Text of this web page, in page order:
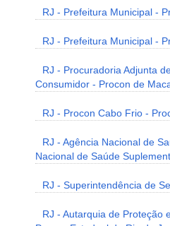
RJ - Prefeitura Municipal -
RJ - Prefeitura Municipal -
RJ - Procuradoria Adjunta
Consumidor - Procon de
RJ - Procon Cabo Frio -
RJ - Agência Nacional de
Nacional de Saúde
RJ - Superintendência de
RJ - Autarquia de Proteção